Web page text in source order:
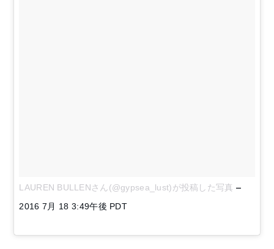
LAUREN BULLENさん(@gypsea_lust)が投稿した写真 –
2016 7月 18 3:49午後 PDT